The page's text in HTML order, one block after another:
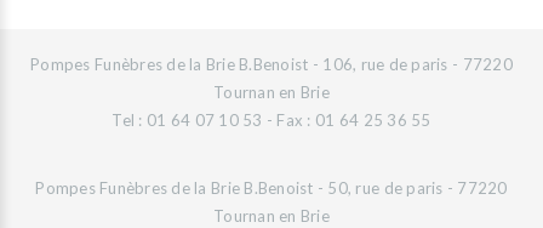
Pompes Funèbres de la Brie B.Benoist - 106, rue de paris - 77220
Tournan en Brie
Tel : 01 64 07 10 53 - Fax : 01 64 25 36 55
Pompes Funèbres de la Brie B.Benoist - 50, rue de paris - 77220
Tournan en Brie